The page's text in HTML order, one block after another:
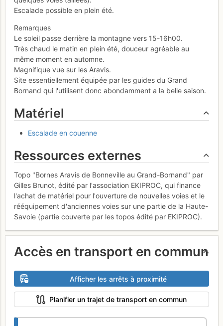
Escalade possible en plein été.
Remarques
Le soleil passe derrière la montagne vers 15-16h00.
Très chaud le matin en plein été, douceur agréable au
même moment en automne.
Magnifique vue sur les Aravis.
Site essentiellement équipée par les guides du Grand
Bornand qui l'utilisent donc abondamment a la belle saison.
Matériel
Escalade en couenne
Ressources externes
Topo "Bornes Aravis de Bonneville au Grand-Bornand" par
Gilles Brunot, édité par l'association EKIPROC, qui finance
l'achat de matériel pour l'ouverture de nouvelles voies et le
rééquipement d'anciennes voies sur une partie de la Haute-
Savoie (partie couverte par les topos édité par EKIPROC).
Accès en transport en commun
Afficher les arrêts à proximité
Planifier un trajet de transport en commun